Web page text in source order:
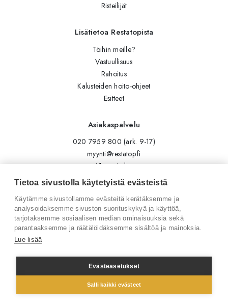
Risteilijät
Lisätietoa Restatopista
Töihin meille?
Vastuullisuus
Rahoitus
Kalusteiden hoito-ohjeet
Esitteet
Asiakaspalvelu
020 7959 800 (ark. 9-17)
myynti@restatop.fi
Yhteystiedot
Lähetä viesti
Seuraa meitä
Tilaa uutiskirje
Facebook
© 2026 Restatop Oy
Tietoa sivustolla käytetyistä evästeistä
Käytämme sivustollamme evästeitä kerätäksemme ja
analysoidaksemme sivuston suorituskykyä ja käyttöä,
tarjotaksemme sosiaalisen median ominaisuuksia sekä
parantaaksemme ja räätälöidäksemme sisältöä ja mainoksia.
Lue lisää
Evästeasetukset
Salli kaikki evästeet